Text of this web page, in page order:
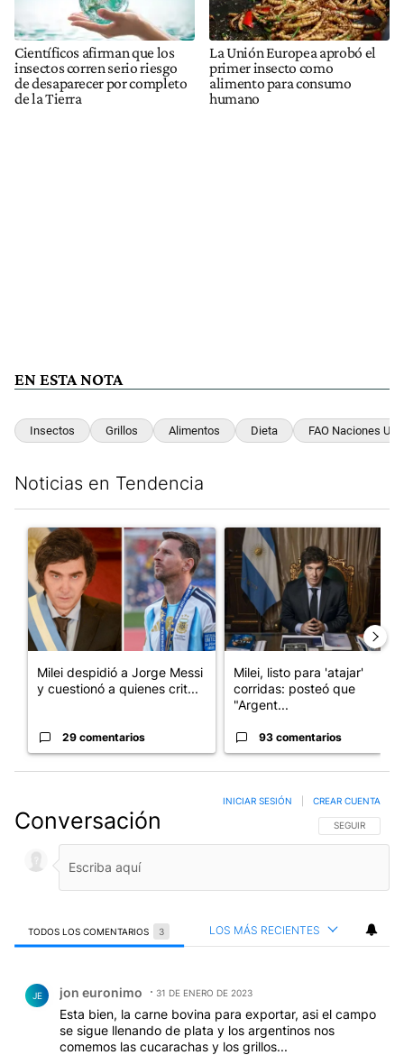
Científicos afirman que los
insectos corren serio riesgo
de desaparecer por completo
de la Tierra
La Unión Europea aprobó el
primer insecto como
alimento para consumo
humano
EN ESTA NOTA
Insectos Grillos Alimentos Dieta FAO Naciones
Noticias en Tendencia
Un artículo de tendencia con el título "Milei despidió a Jorge
Milei despidió a Jorge Messi
y cuestionó a quienes crit...
29 comentarios
Un artículo de tendencia
Milei, listo para 'atajar'
corridas: posteó que
"Argent...
93 comentarios
Conversación SIGA ESTA
SEGUIR
INICIAR SESIÓN CREAR CUENTA
TODOS LOS COMENTARIOS 3 LOS MÁS RECIENTES
JE jon euronimo 31 DE ENERO DE 2023
Esta bien, la carne bovina para exportar, asi el campo
se sigue llenando de plata y los argentinos nos
comemos las cucarachas y los grillos...